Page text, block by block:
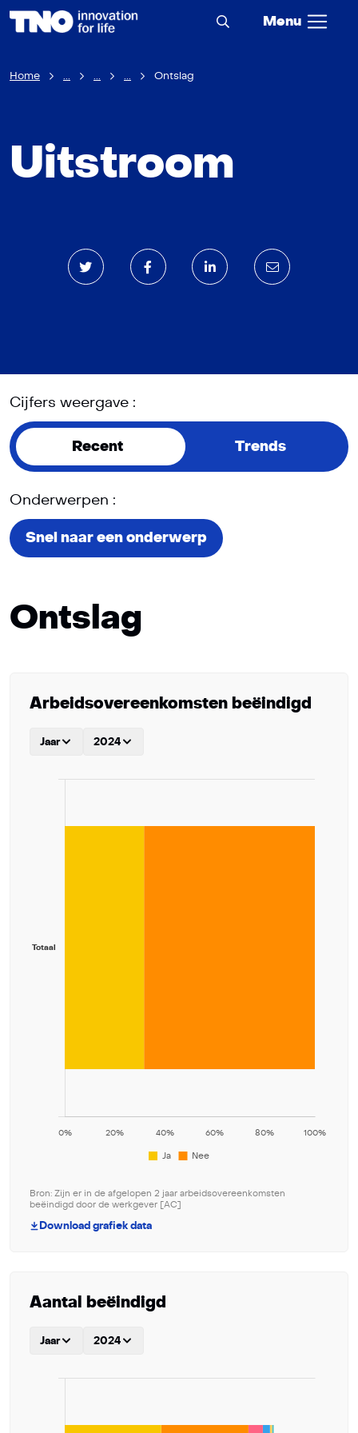
Menu
Home ... ... ... Ontslag
Uitstroom
Cijfers weergave :
Recent Trends
Onderwerpen :
Snel naar een onderwerp
Ontslag
Arbeidsovereenkomsten beëindigd
Jaar 2024
Bron: Zijn er in de afgelopen 2 jaar arbeidsovereenkomsten
beëindigd door de werkgever [AC]
Download grafiek data
Aantal beëindigd
Jaar 2024